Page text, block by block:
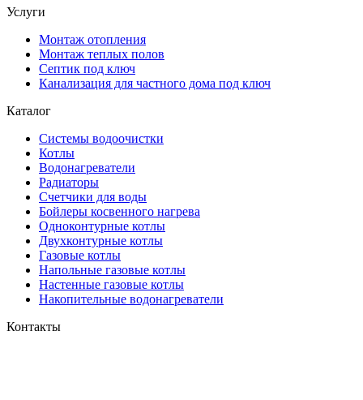
Услуги
Монтаж отопления
Монтаж теплых полов
Септик под ключ
Канализация для частного дома под ключ
Каталог
Системы водоочистки
Котлы
Водонагреватели
Радиаторы
Cчетчики для воды
Бойлеры косвенного нагрева
Одноконтурные котлы
Двухконтурные котлы
Газовые котлы
Напольные газовые котлы
Настенные газовые котлы
Накопительные водонагреватели
Контакты